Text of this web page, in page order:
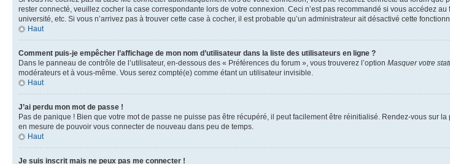
rester connecté, veuillez cocher la case correspondante lors de votre connexion. Ceci n’est pas recommandé si vous accédez
université, etc. Si vous n’arrivez pas à trouver cette case à cocher, il est probable qu’un administrateur ait désactivé cette
Haut
Comment puis-je empêcher l’affichage de mon nom d’utilisateur dans la liste des utilisateurs en ligne ?
Dans le panneau de contrôle de l’utilisateur, en-dessous des « Préférences du forum », vous trouverez l’option Masquer votre
modérateurs et à vous-même. Vous serez compté(e) comme étant un utilisateur invisible.
Haut
J’ai perdu mon mot de passe !
Pas de panique ! Bien que votre mot de passe ne puisse pas être récupéré, il peut facilement être réinitialisé. Rendez-vous sur
en mesure de pouvoir vous connecter de nouveau dans peu de temps.
Haut
Je suis inscrit mais ne peux pas me connecter !